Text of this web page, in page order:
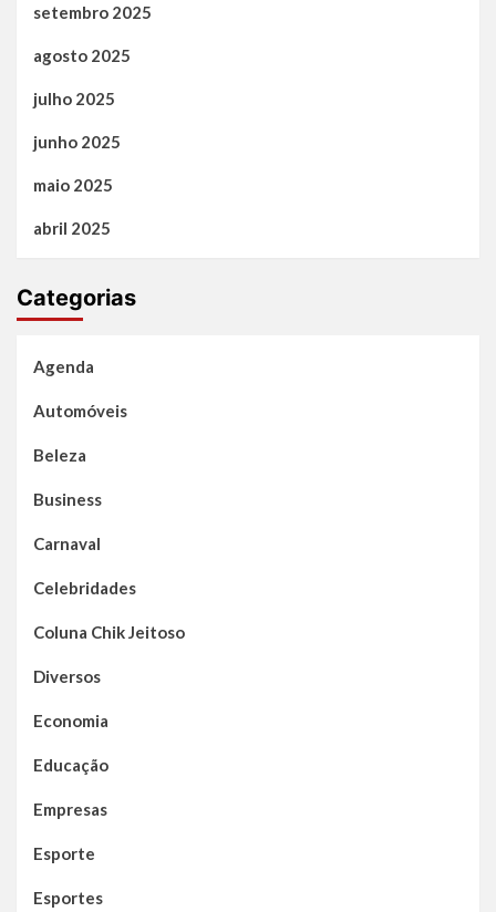
setembro 2025
agosto 2025
julho 2025
junho 2025
maio 2025
abril 2025
Categorias
Agenda
Automóveis
Beleza
Business
Carnaval
Celebridades
Coluna Chik Jeitoso
Diversos
Economia
Educação
Empresas
Esporte
Esportes